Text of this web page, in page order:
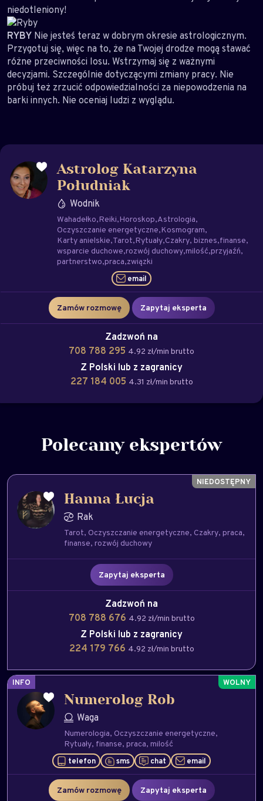
niedotleniony!
RYBY Nie jesteś teraz w dobrym okresie astrologicznym.
Przygotuj się, więc na to, że na Twojej drodze mogą stawać
różne przeciwności losu. Wstrzymaj się z ważnymi
decyzjami. Szczególnie dotyczącymi zmiany pracy. Nie
próbuj też zrzucić odpowiedzialności za niepowodzenia na
barki innych. Nie oceniaj ludzi z wyglądu.
Astrolog Katarzyna
Południak
Wodnik
Wahadełko Reiki Horoskop Astrologia
Oczyszczanie energetyczne Kosmogram
Karty anielskie Tarot Rytuały Czakry biznes finanse
wsparcie duchowe rozwój duchowy milość przyjaźń
partnerstwo praca związki
email
Zamów rozmowę Zapytaj eksperta
Zadzwoń na
708 788 295 4.92 zł/min brutto
Z Polski lub z zagranicy
227 184 005 4.31 zł/min brutto
Polecamy ekspertów
Hanna Łucja
Rak
Tarot Oczyszczanie energetyczne Czakry praca
finanse rozwój duchowy
Zapytaj eksperta
Zadzwoń na
708 788 676 4.92 zł/min brutto
Z Polski lub z zagranicy
224 179 766 4.92 zł/min brutto
INFO
Numerolog Rob
Waga
Numerologia Oczyszczanie energetyczne
Rytuały finanse praca milość
telefon sms chat email
Zamów rozmowę Zapytaj eksperta